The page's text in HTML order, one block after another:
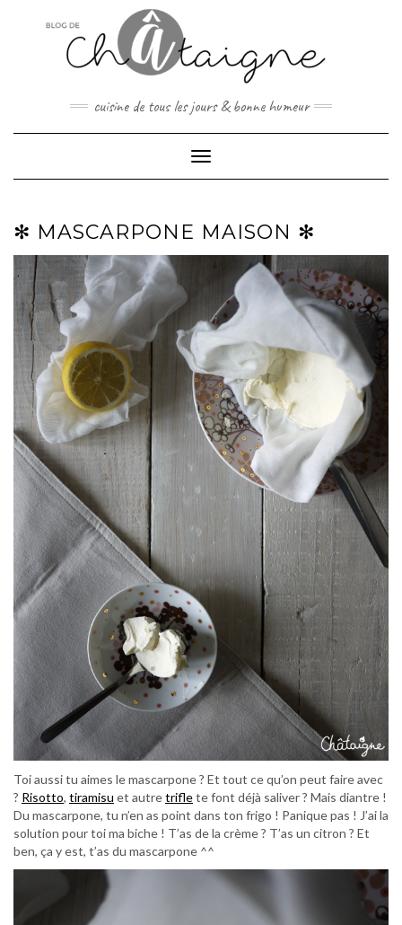
cuisine de tous les jours & bonne humeur
Toggle Navigation
✻ MASCARPONE MAISON ✻
Toi aussi tu aimes le mascarpone ? Et tout ce qu’on peut faire avec
? Risotto, tiramisu et autretriflete font déjà saliver ? Mais diantre !
Du mascarpone, tu n’en as point dans ton frigo ! Panique pas ! J’ai la
solution pour toi ma biche ! T’as de la crème ? T’as un citron ? Et
ben, ça y est, t’as du mascarpone ^^